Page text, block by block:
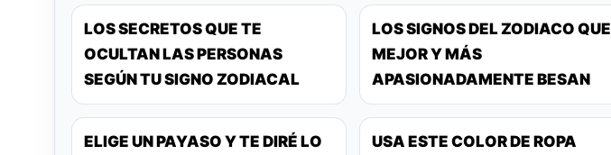
LOS SECRETOS QUE TE
OCULTAN LAS PERSONAS
SEGÚN TU SIGNO ZODIACAL
LOS SIGNOS DEL ZODIACO QUE
MEJOR Y MÁS
APASIONADAMENTE BESAN
ELIGE UN PAYASO Y TE DIRÉ LO USA ESTE COLOR DE ROPA